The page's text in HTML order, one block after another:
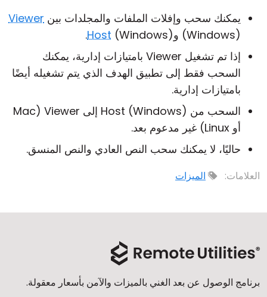
يمكنك سحب وإفلات الملفات والمجلدات بين Viewer
(Windows) و
Host (Windows).
إذا تم تشغيل Viewer بامتيازات إدارية، يمكنك
السحب فقط إلى تطبيق الهدف الذي يتم تشغيله أيضًا
بامتيازات إدارية.
السحب من Host (Windows) إلى Viewer (Mac
أو Linux) غير مدعوم بعد.
حاليًا، لا يمكنك سحب النص العادي والنص المنسق.
العلامات: الميزات
برنامج الوصول عن بعد الغني بالميزات والآمن بأسعار معقولة.